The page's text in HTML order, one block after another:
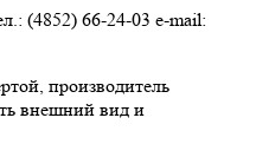
(4852) 66-24-03 e-mail:
производитель
внешний вид и